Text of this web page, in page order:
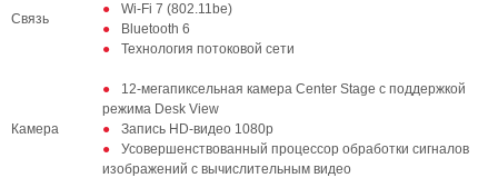
Связь
Wi-Fi 7 (802.11be)
Bluetooth 6
Технология потоковой сети
Камера
12-мегапиксельная камера Center Stage с поддержкой
режима Desk View
Запись HD-видео 1080p
Усовершенствованный процессор обработки сигналов
изображений с вычислительным видео